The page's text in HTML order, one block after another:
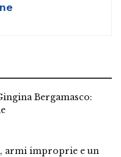
Bergamasco:
armi improprie e un